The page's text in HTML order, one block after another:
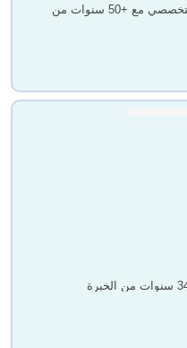
مخرج في مستشفى BLK-Max Super التخصصي مع +50 سنوات من